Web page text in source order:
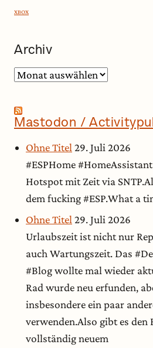
XBOX
Archiv
Archiv
Mastodon /
Ohne Titel29. Juli 2026
#ESPHome
Hotspot mit Zeit via
dem fucking #ESP.What a
Ohne Titel 29. Juli 2026
Urlaubszeit ist nicht nur
auch Wartungszeit. Das
#Blog wollte mal wieder
Rad wurde neu erfunden,
insbesondere ein paar
verwenden.Also gibt es den
vollständig neuem